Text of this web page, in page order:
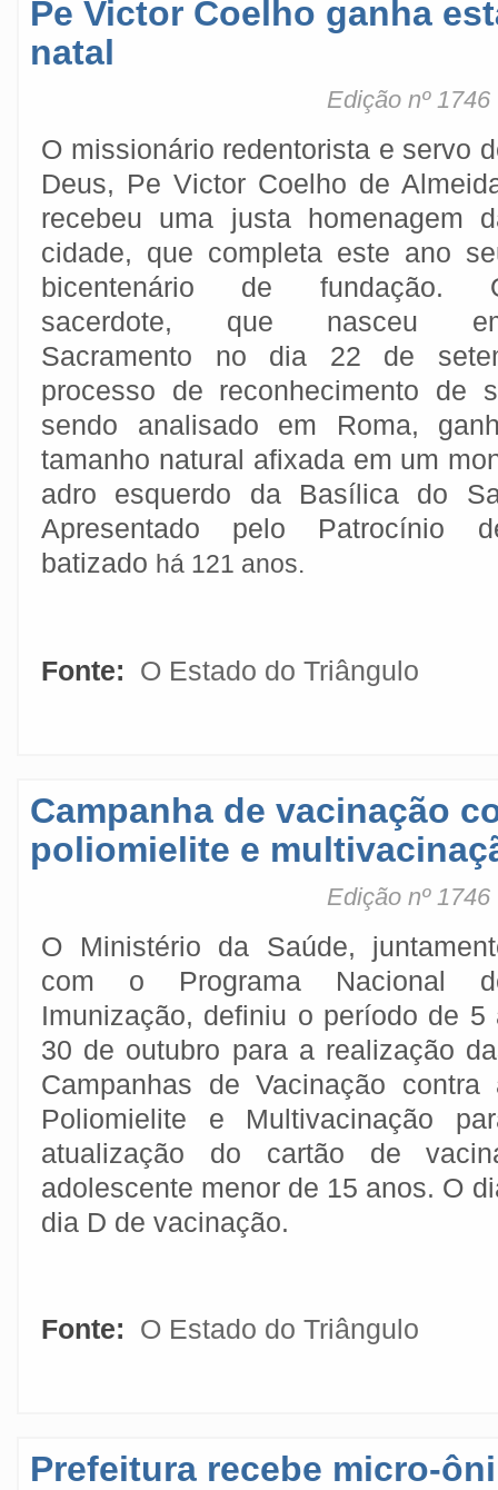
Pe Victor Coelho ganha
natal
Edição nº
O missionário redentorista e servo
Deus, Pe Victor Coelho de
recebeu uma justa homenagem
cidade, que completa este ano
bicentenário de fundação.
sacerdote, que nasceu
Sacramento no dia 22 de
processo de reconhecimento de
sendo analisado em Roma,
tamanho natural afixada em um
adro esquerdo da Basílica do
Apresentado pelo Patrocínio
batizado há 121 anos.
Fonte: O Estado do Triângulo
Campanha de vacinação
poliomielite e
Edição nº
O Ministério da Saúde,
com o Programa Nacional
Imunização, definiu o período de 5
30 de outubro para a realização
Campanhas de Vacinação contra
Poliomielite e Multivacinação
atualização do cartão de
adolescente menor de 15 anos. O
dia D de vacinação.
Fonte: O Estado do Triângulo
Prefeitura recebe micro-